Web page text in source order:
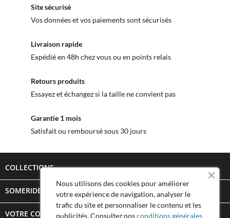
Site sécurisé
Vos données et vos paiements sont sécurisés
Livraison rapide
Expédié en 48h chez vous ou en points relais
Retours produits
Essayez et échangez si la taille ne convient pas
Garantie 1 mois
Satisfait ou remboursé sous 30 jours
COLLECTIONS 
SOMERIDE STORY
VOTRE COMPTE
Nous utilisons des cookies pour améliorer
votre expérience de navigation, analyser le
trafic du site et personnaliser le contenu et les
publicités. Consultez nosconditions générales